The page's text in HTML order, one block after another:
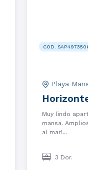
COD.
Playa
Muy lindo
mansa.
al mar!...
3 Dor.